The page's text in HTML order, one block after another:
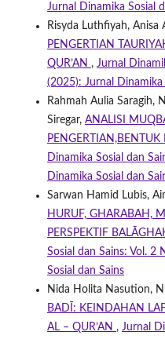
Jurnal Dinamika Sosial
Risyda Luthfiyah, Anisa
PENGERTIAN
QUR’AN , Jurnal
(2025): Jurnal Dinamika
Rahmah Aulia Saragih,
Siregar, ANALISI
Dinamika Sosial dan
Dinamika Sosial dan
Sarwan Hamid Lubis,
HURUF, GHARABAH,
PERSPEKTIF
Sosial dan Sains: Vol. 2
Sosial dan Sains
Nida Holita Nasution,
BADĪ: KEINDAHAN
AL – QUR’AN , Jurnal